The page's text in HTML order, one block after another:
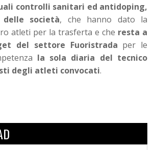
controlli sanitari ed antidoping,
società, che hanno dato la
atleti per la trasferta e che resta a
del settore Fuoristrada per le
la sola diaria del tecnico
degli atleti convocati.